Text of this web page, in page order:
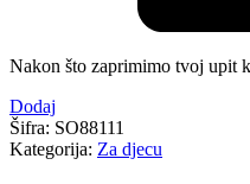
Nakon što zaprimimo tvoj upit
Dodaj
Šifra: SO88111
Kategorija: Za djecu